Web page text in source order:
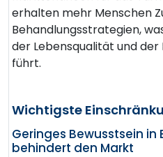
erhalten mehr Menschen
Behandlungsstrategien,
der Lebensqualität und
führt.
Wichtigste
Geringes Bewusstsein
behindert den Markt